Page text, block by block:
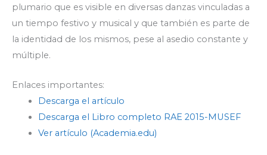
plumario que es visible en diversas danzas vinculadas a
un tiempo festivo y musical y que también es parte de
la identidad de los mismos, pese al asedio constante y
múltiple.
Enlaces importantes:
Descarga el artículo
Descarga el Libro completo RAE 2015-MUSEF
Ver artículo (Academia.edu)